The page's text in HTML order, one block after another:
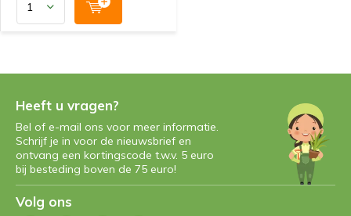
Heeft u vragen?
Bel of e-mail ons voor meer informatie.
Schrijf je in voor de nieuwsbrief en
ontvang een kortingscode t.w.v. 5 euro
bij besteding boven de 75 euro!
Volg ons